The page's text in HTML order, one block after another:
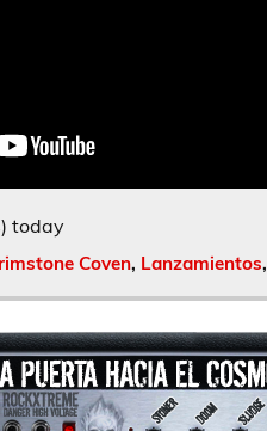
today
Coven, Lanzamientos,